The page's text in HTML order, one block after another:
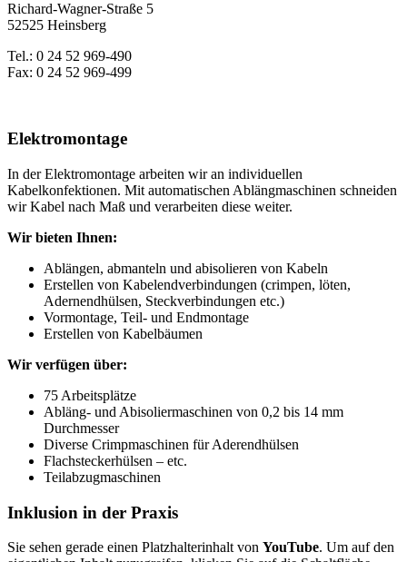
Richard-Wagner-Straße 5
52525 Heinsberg
Tel.: 0 24 52 969-490
Fax: 0 24 52 969-499
Elektromontage
In der Elektromontage arbeiten wir an individuellen
Kabelkonfektionen. Mit automatischen Ablängmaschinen schneiden
wir Kabel nach Maß und verarbeiten diese weiter.
Wir bieten Ihnen:
Ablängen, abmanteln und abisolieren von Kabeln
Erstellen von Kabelendverbindungen (crimpen, löten,
Adernendhülsen, Steckverbindungen etc.)
Vormontage, Teil- und Endmontage
Erstellen von Kabelbäumen
Wir verfügen über:
75 Arbeitsplätze
Abläng- und Abisoliermaschinen von 0,2 bis 14 mm
Durchmesser
Diverse Crimpmaschinen für Aderendhülsen
Flachsteckerhülsen – etc.
Teilabzugmaschinen
Inklusion in der Praxis
Sie sehen gerade einen Platzhalterinhalt von YouTube. Um auf den